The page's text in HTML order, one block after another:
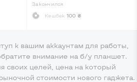
Закончился
Кешбек 100 ₴
к вашим аккаунтам для работы,
внимание на б/у планшет.
своих целей, цена на который
стоимости нового гаджета.